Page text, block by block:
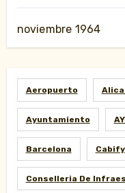
noviembre 1964
Aeropuerto
Ayuntamiento
Barcelona Cabify
Conselleria De